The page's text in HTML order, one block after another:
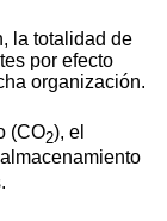
la totalidad de
por efecto
organización.
(CO2), el